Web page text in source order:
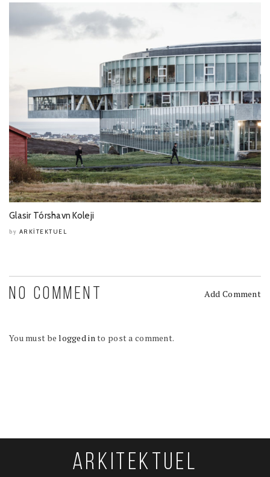
Glasir Tórshavn Koleji
by ARKITEKTUEL
NO COMMENT Add Comment
You must belogged into post a comment.
ARKITEKTUEL